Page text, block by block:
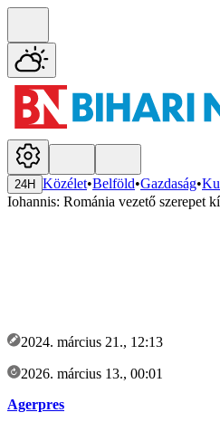
24H Közélet•Belföld•Gazdaság•
Iohannis: Románia vezető szerepet
2024. március 21., 12:13
2026. március 13., 00:01
Agerpres